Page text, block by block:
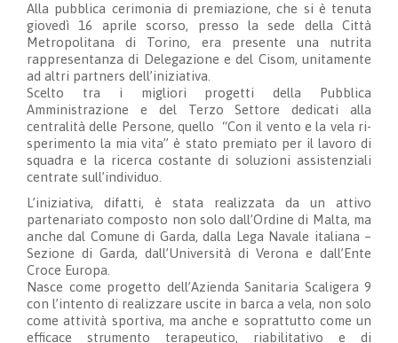
Alla pubblica cerimonia di premiazione, che si è tenuta
giovedì 16 aprile scorso, presso la sede della Città
Metropolitana di Torino, era presente una nutrita
rappresentanza di Delegazione e del Cisom, unitamente
ad altri partners dell’iniziativa.
Scelto tra i migliori progetti della Pubblica
Amministrazione e del Terzo Settore dedicati alla
centralità delle Persone, quello “Con il vento e la vela ri-
sperimento la mia vita” è stato premiato per il lavoro di
squadra e la ricerca costante di soluzioni assistenziali
centrate sull’individuo.
L’iniziativa, difatti, è stata realizzata da un attivo
partenariato composto non solo dall’Ordine di Malta, ma
anche dal Comune di Garda, dalla Lega Navale italiana –
Sezione di Garda, dall’Università di Verona e dall’Ente
Croce Europa.
Nasce come progetto dell’Azienda Sanitaria Scaligera 9
con l’intento di realizzare uscite in barca a vela, non solo
come attività sportiva, ma anche e soprattutto come un
efficace strumento terapeutico, riabilitativo e di